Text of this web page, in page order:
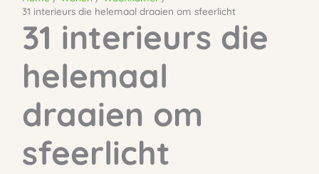
31 interieurs die helemaal draaien om sfeerlicht
31 interieurs die
helemaal
draaien om
sfeerlicht